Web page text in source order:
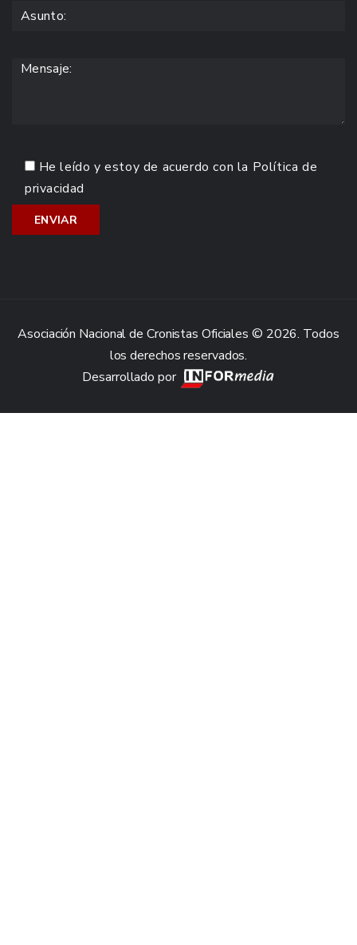
He leído y estoy de acuerdo con la Política de
privacidad
Asociación Nacional de Cronistas Oficiales © 2026. Todos
los derechos reservados.
Desarrollado por